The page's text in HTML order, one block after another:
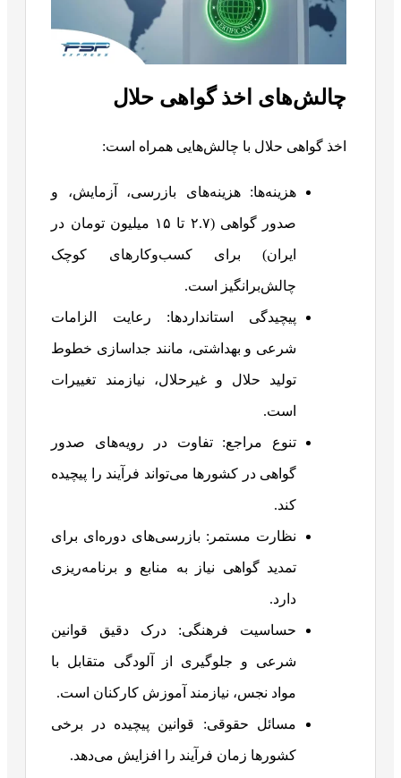
چالش‌های اخذ گواهی حلال
اخذ گواهی حلال با چالش‌هایی همراه است:
هزینه‌ها: هزینه‌های بازرسی، آزمایش، و
صدور گواهی (۲.۷ تا ۱۵ میلیون تومان در
ایران) برای کسب‌وکارهای کوچک
چالش‌برانگیز است.
پیچیدگی استانداردها: رعایت الزامات
شرعی و بهداشتی، مانند جداسازی خطوط
تولید حلال و غیرحلال، نیازمند تغییرات
است.
تنوع مراجع: تفاوت در رویه‌های صدور
گواهی در کشورها می‌تواند فرآیند را پیچیده
کند.
نظارت مستمر: بازرسی‌های دوره‌ای برای
تمدید گواهی نیاز به منابع و برنامه‌ریزی
دارد.
حساسیت فرهنگی: درک دقیق قوانین
شرعی و جلوگیری از آلودگی متقابل با
مواد نجس، نیازمند آموزش کارکنان است.
مسائل حقوقی: قوانین پیچیده در برخی
کشورها زمان فرآیند را افزایش می‌دهد.